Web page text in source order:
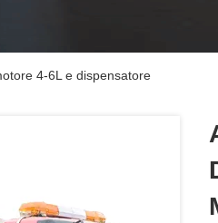
4-6L e dispensatore